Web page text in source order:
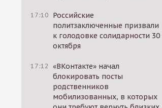
17:10 Российские
политзаключенные призвали
к голодовке солидарности 30
октября
17:12 «ВКонтакте» начал
блокировать посты
родственников
мобилизованных, в которых